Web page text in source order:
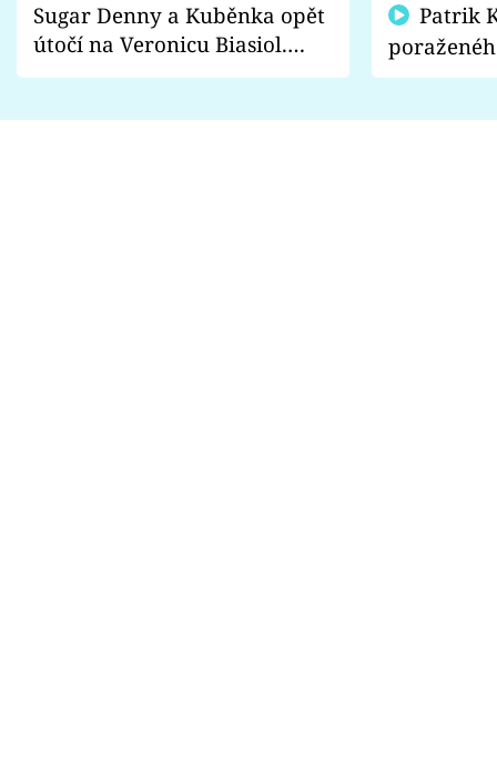
Sugar Denny a Kuběnka opět
útočí na Veronicu Biasiol.
Proč je podle nich falešná a
fanoušci